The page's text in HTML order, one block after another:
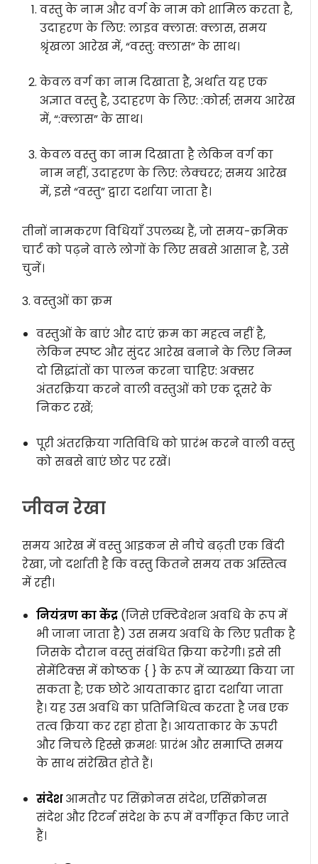
वस्तु के नाम और वर्ग के नाम को शामिल करता है,
उदाहरण के लिए: लाइव क्लास: क्लास, समय
श्रृंखला आरेख में, “वस्तु: क्लास” के साथ।
केवल वर्ग का नाम दिखाता है, अर्थात यह एक
अज्ञात वस्तु है, उदाहरण के लिए: :कोर्स; समय आरेख
में, “:क्लास” के साथ।
केवल वस्तु का नाम दिखाता है लेकिन वर्ग का
नाम नहीं, उदाहरण के लिए: लेक्चरर; समय आरेख
में, इसे “वस्तु” द्वारा दर्शाया जाता है।
तीनों नामकरण विधियाँ उपलब्ध हैं, जो समय-क्रमिक
चार्ट को पढ़ने वाले लोगों के लिए सबसे आसान है, उसे
चुनें।
3. वस्तुओं का क्रम
वस्तुओं के बाएं और दाएं क्रम का महत्व नहीं है,
लेकिन स्पष्ट और सुंदर आरेख बनाने के लिए निम्न
दो सिद्धांतों का पालन करना चाहिए: अक्सर
अंतरक्रिया करने वाली वस्तुओं को एक दूसरे के
निकट रखें;
पूरी अंतरक्रिया गतिविधि को प्रारंभ करने वाली वस्तु
को सबसे बाएं छोर पर रखें।
जीवन रेखा
समय आरेख में वस्तु आइकन से नीचे बढ़ती एक बिंदी
रेखा, जो दर्शाती है कि वस्तु कितने समय तक अस्तित्व
में रही।
नियंत्रण का केंद्र (जिसे एक्टिवेशन अवधि के रूप में
भी जाना जाता है) उस समय अवधि के लिए प्रतीक है
जिसके दौरान वस्तु संबंधित क्रिया करेगी। इसे सी
सेमेंटिक्स में कोष्ठक { } के रूप में व्याख्या किया जा
सकता है; एक छोटे आयताकार द्वारा दर्शाया जाता
है। यह उस अवधि का प्रतिनिधित्व करता है जब एक
तत्व क्रिया कर रहा होता है। आयताकार के ऊपरी
और निचले हिस्से क्रमशः प्रारंभ और समाप्ति समय
के साथ संरेखित होते हैं।
संदेशआमतौर पर सिंक्रोनस संदेश, एसिंक्रोनस
संदेश और रिटर्न संदेश के रूप में वर्गीकृत किए जाते
हैं।